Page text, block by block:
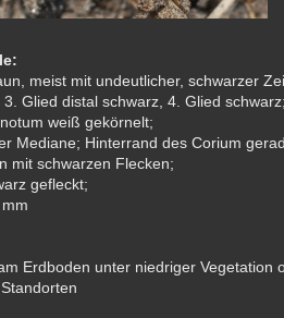
meist mit undeutlicher, schwarzer
Glied distal schwarz, 4. Glied schwarz;
weiß gekörnelt;
Mediane; Hinterrand des Corium
mit schwarzen Flecken;
gefleckt;
Erdboden unter niedriger Vegetation